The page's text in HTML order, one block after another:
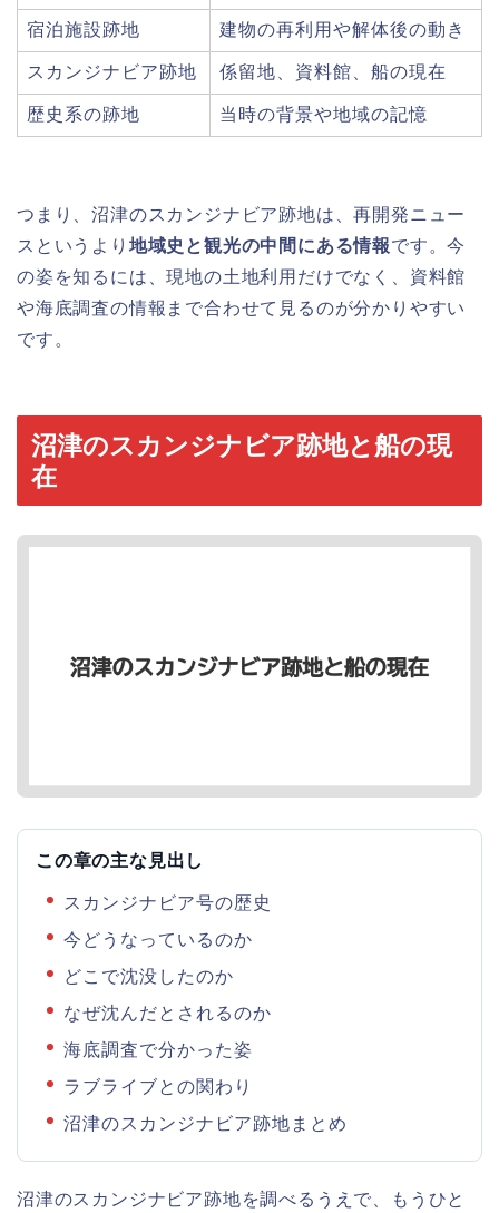
宿泊施設跡地 建物の再利用や解体後の動き
スカンジナビア跡地 係留地、資料館、船の現在
歴史系の跡地 当時の背景や地域の記憶
つまり、沼津のスカンジナビア跡地は、再開発ニュー
スというより 地域史と観光の中間にある情報です。今
の姿を知るには、現地の土地利用だけでなく、資料館
や海底調査の情報まで合わせて見るのが分かりやすい
です。
沼津のスカンジナビア跡地と船の現
在
この章の主な見出し
スカンジナビア号の歴史
今どうなっているのか
どこで沈没したのか
なぜ沈んだとされるのか
海底調査で分かった姿
ラブライブとの関わり
沼津のスカンジナビア跡地まとめ
沼津のスカンジナビア跡地を調べるうえで、もうひと